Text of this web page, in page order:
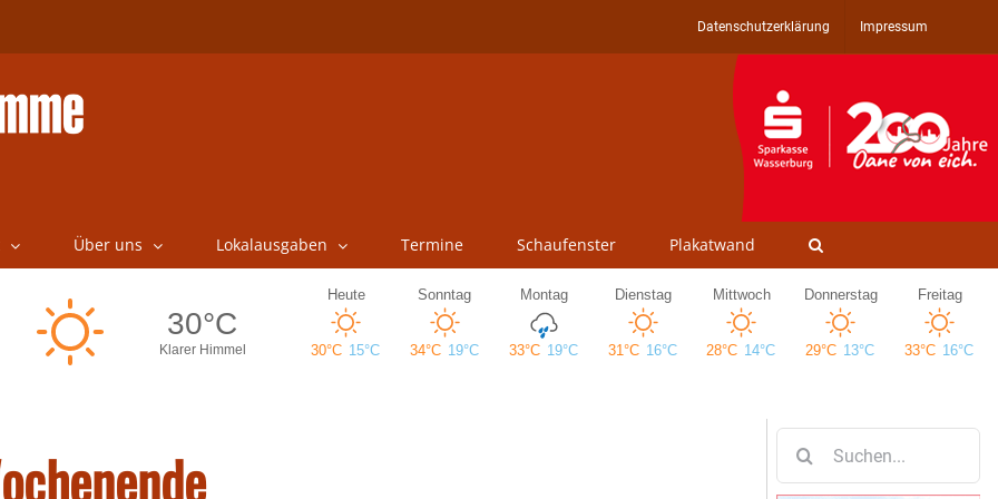
Datenschutzerklärung Impressum
Über uns Lokalausgaben Termine Schaufenster Plakatwand
nach: